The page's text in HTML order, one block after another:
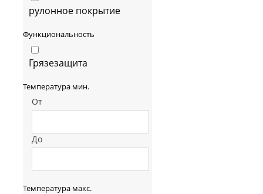
рулонное покрытие
Функциональность
Грязезащита
Температура мин.
От
До
Температура макс.